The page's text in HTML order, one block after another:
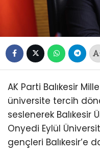
AK Parti Balıkesir
üniversite tercih
seslenerek Balıkesir
Onyedi Eylül
gençleri Balıkesir’e